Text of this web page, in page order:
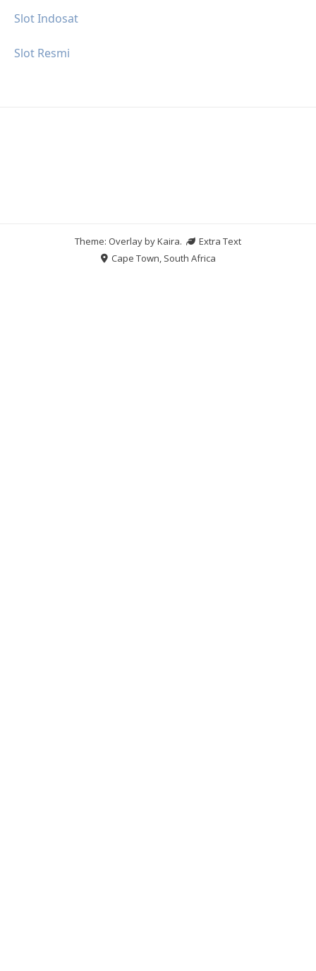
Slot Indosat
Slot Resmi
Theme: Overlay byKaira.
Extra Text
Cape Town, South Africa